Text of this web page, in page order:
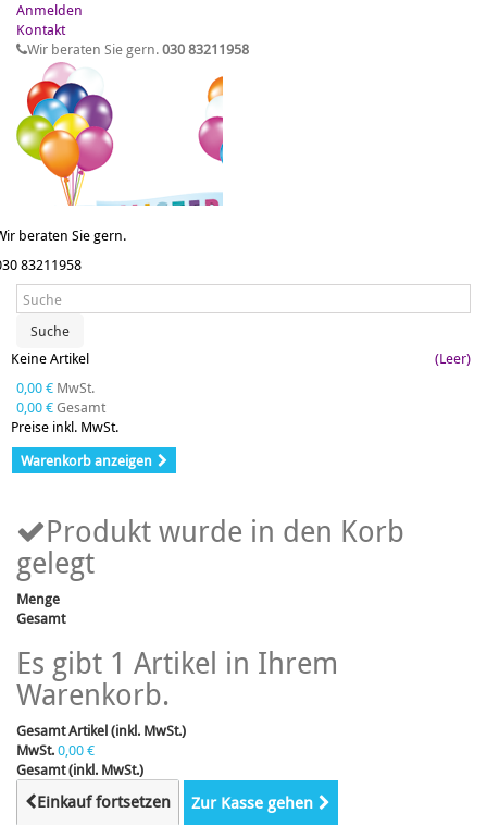
Anmelden
Kontakt
Wir beraten Sie gern.030 83211958
beraten Sie gern.
83211958
Suche
(Leer)
Keine Artikel
0,00 € MwSt.
0,00 €Gesamt
Preise inkl. MwSt.
Warenkorb anzeigen
Produkt wurde in den Korb
gelegt
Menge
Gesamt
Es gibt 1 Artikel in Ihrem
Warenkorb.
Gesamt Artikel (inkl. MwSt.)
MwSt.0,00 €
Gesamt (inkl. MwSt.)
Einkauf fortsetzen Zur Kasse gehen